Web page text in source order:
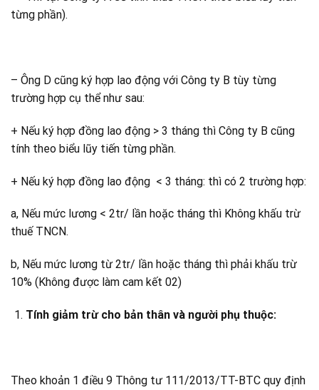
từng phần).
– Ông D cũng ký hợp lao động với Công ty B tùy từng
trường hợp cụ thể như sau:
+ Nếu ký hợp đồng lao động > 3 tháng thì Công ty B cũng
tính theo biểu lũy tiến từng phần.
+ Nếu ký hợp đồng lao động < 3 tháng: thì có 2 trường hợp:
a, Nếu mức lương < 2tr/ lần hoặc tháng thì Không khấu trừ
thuế TNCN.
b, Nếu mức lương từ 2tr/ lần hoặc tháng thì phải khấu trừ
10% (Không được làm cam kết 02)
Tính giảm trừ cho bản thân và người phụ thuộc:
Theo khoản 1 điều 9 Thông tư 111/2013/TT-BTC quy định